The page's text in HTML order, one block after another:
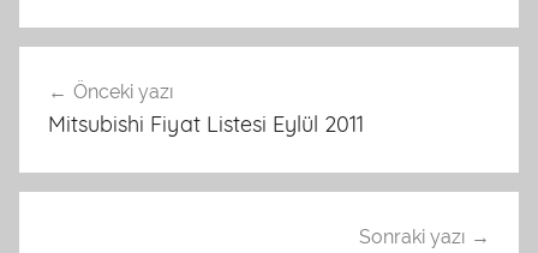
dolaşımı
Önceki yazı
Mitsubishi Fiyat Listesi Eylül 2011
Sonraki yazı